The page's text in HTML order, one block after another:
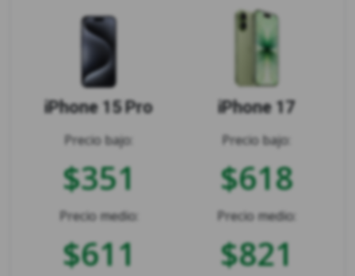
iPhone 15 Pro
Precio bajo:
$351
Precio medio:
$611
iPhone 17
Precio bajo:
$618
Precio medio:
$821